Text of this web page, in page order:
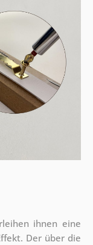
ihnen eine
Der über die